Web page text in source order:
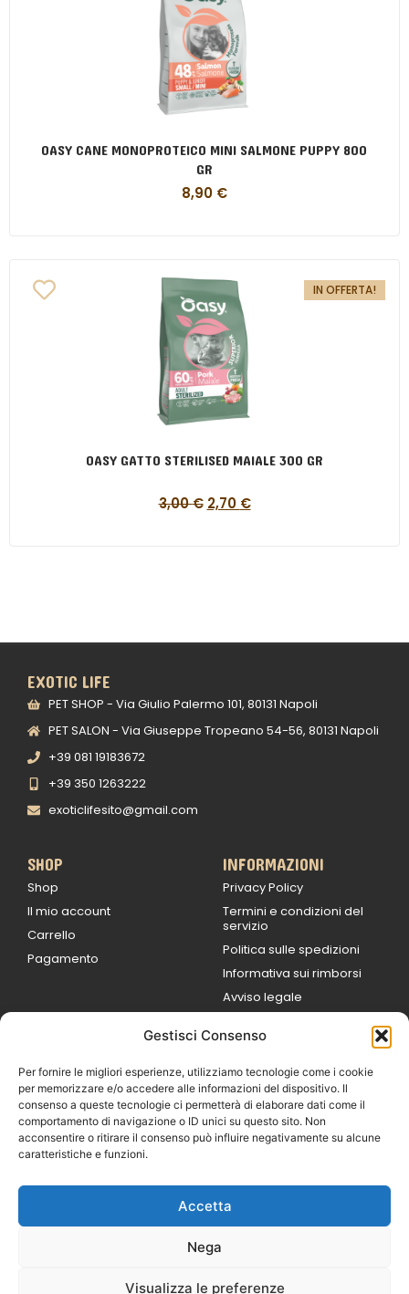
Gestisci Consenso
Per fornire le migliori esperienze, utilizziamo tecnologie come i cookie
per memorizzare e/o accedere alle informazioni del dispositivo. Il
consenso a queste tecnologie ci permetterà di elaborare dati come il
comportamento di navigazione o ID unici su questo sito. Non
acconsentire o ritirare il consenso può influire negativamente su alcune
caratteristiche e funzioni.
Accetta
Nega
Visualizza le preferenze
OASY CANE MONOPROTEICO MINI SALMONE PUPPY 800
GR
8,90 €
IN OFFERTA!
OASY GATTO STERILISED MAIALE 300 GR
3,00€ 2,70 €
EXOTIC LIFE
PET SHOP - Via Giulio Palermo 101, 80131 Napoli
PET SALON - Via Giuseppe Tropeano 54-56, 80131 Napoli
+39 081 19183672
+39 350 1263222
exoticlifesito@gmail.com
SHOP
Shop
Il mio account
Carrello
Pagamento
INFORMAZIONI
Privacy Policy
Termini e condizioni del
servizio
Politica sulle spedizioni
Informativa sui rimborsi
Avviso legale
9:00
Sabato 09:00 /
14:00
16:30 / 20:00
Domenica
Castaldi Luca | P.IVA
IT07259351216